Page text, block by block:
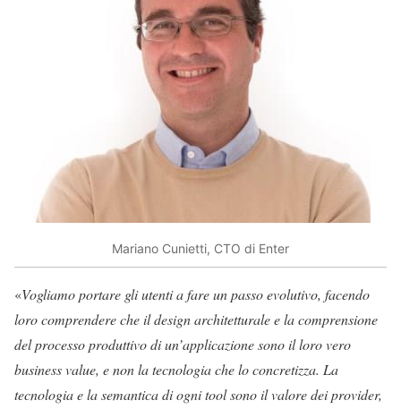
Mariano Cunietti, CTO di Enter
«Vogliamo portare gli utenti a fare un passo evolutivo, facendo
loro comprendere che il design architetturale e la comprensione
del processo produttivo di un’applicazione sono il loro vero
business value, e non la tecnologia che lo concretizza. La
tecnologia e la semantica di ogni tool sono il valore dei provider,